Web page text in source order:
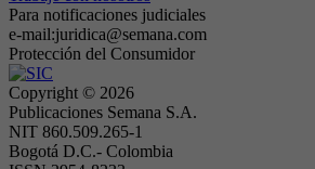
Para notificaciones judiciales
e-mail:juridica@semana.com
Protección del Consumidor
Copyright © 2026
Publicaciones Semana S.A.
NIT 860.509.265-1
Bogotá D.C.- Colombia